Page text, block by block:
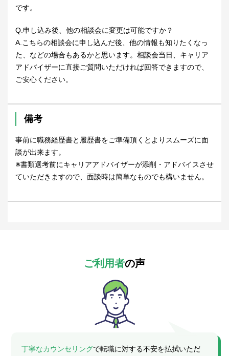
です。
Q.申し込み後、他の相談会に変更は可能ですか？
A.こちらの相談会に申し込んだ後、他の情報も知りたくなっ
た、などの場合もあるかと思います。相談会当日、キャリア
アドバイザーに直接ご質問いただければ回答できますので、
ご安心ください。
備考
事前に職務経歴書と履歴書をご準備頂くとよりスムーズに面
談が出来ます。
※書類選考前にキャリアアドバイザーが添削・アドバイスさせ
ていただきますので、面談時は簡単なものでも構いません。
ご利用者の声
丁寧なカウンセリングで転職に対する不安を払拭いただ